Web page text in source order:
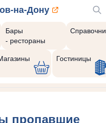
на-Дону
Бары
- рестораны
Гостиницы
пропавшие